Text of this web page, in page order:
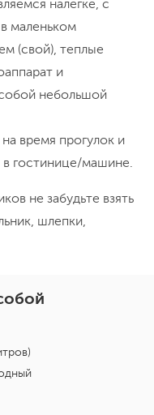
налегке, с
маленьком
(свой), теплые
и
собой небольшой
время прогулок и
в гостинице/машине.
не забудьте взять
шлепки,